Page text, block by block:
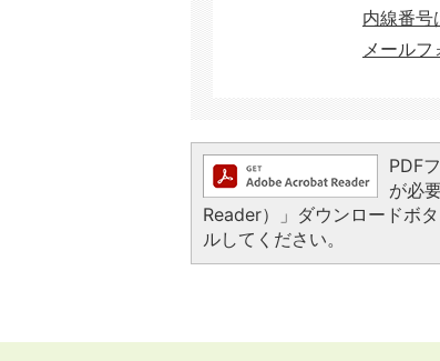
内線番号
メール
PDF
が必
Reader）」ダウンロードボ
ルしてください。